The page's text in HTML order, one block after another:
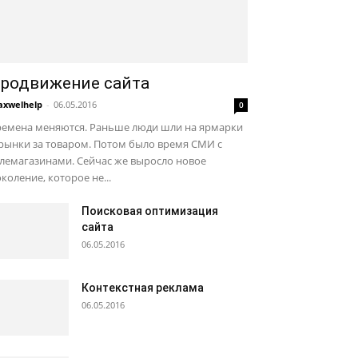
сайта
- 06.05.2016 0
меняются. Раньше люди шли на ярмарки
за товаром. Потом было время СМИ с
Сейчас же выросло новое
которое не...
Поисковая оптимизация
сайта
06.05.2016
Контекстная реклама
06.05.2016